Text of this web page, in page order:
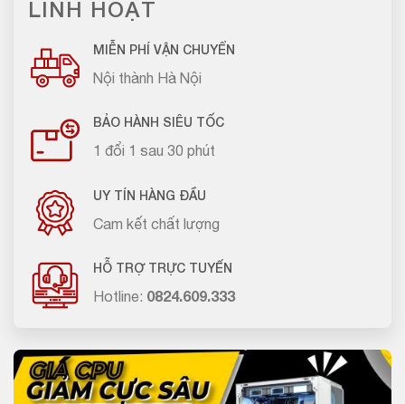
LINH HOẠT
MIỄN PHÍ VẬN CHUYỂN
Nội thành Hà Nội
BẢO HÀNH SIÊU TỐC
1 đổi 1 sau 30 phút
UY TÍN HÀNG ĐẦU
Cam kết chất lượng
HỖ TRỢ TRỰC TUYẾN
Hotline: 0824.609.333